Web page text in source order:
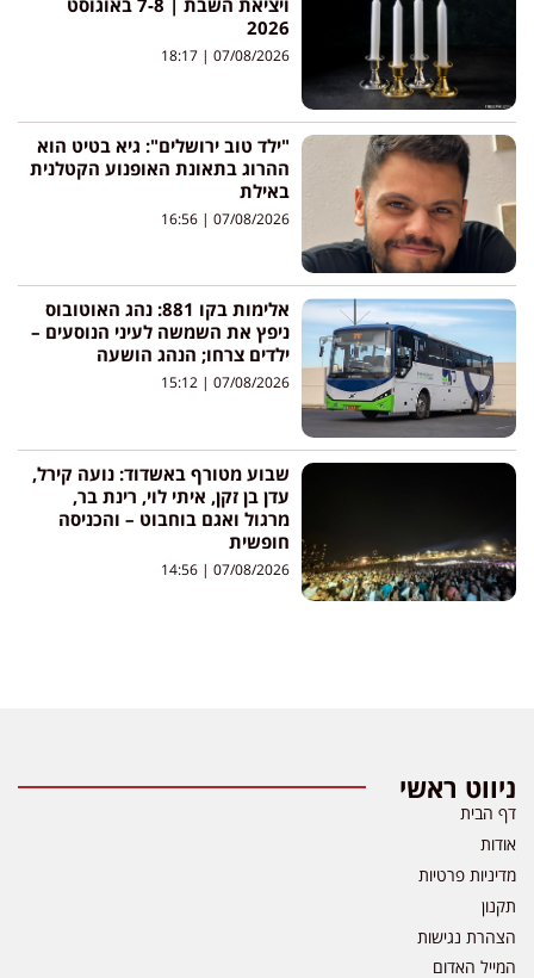
2026
07/08/2026
"ילד טוב ירושלים": גיא בטיט הוא
ההרוג בתאונת האופנוע הקטלנית
באילת
07/08/2026
אלימות בקו 881: נהג האוטובוס
ניפץ את השמשה לעיני הנוסעים –
ילדים צרחו; הנהג הושעה
07/08/2026
שבוע מטורף באשדוד: נועה קירל,
עדן בן זקן, איתי לוי, רינת בר,
מרגול ואגם בוחבוט – והכניסה
חופשית
07/08/2026
ניווט ראשי
דף הבית
אודות
מדיניות פרטיות
תקנון
הצהרת נגישות
המייל האדום